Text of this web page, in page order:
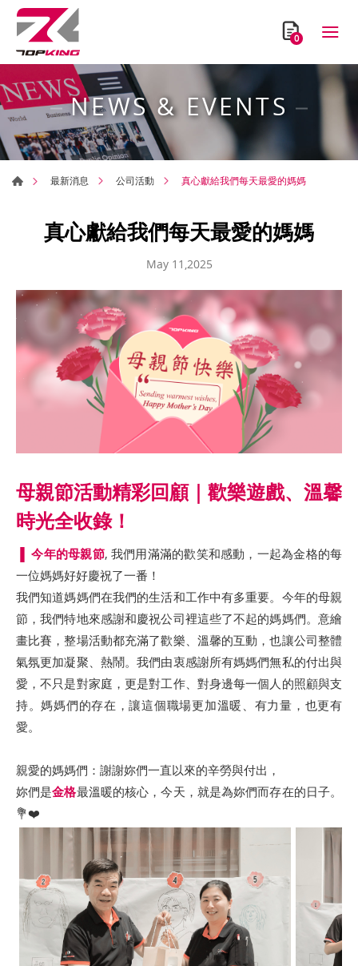
0
NEWS & EVENTS
最新消息 公司活動 真心獻給我們每天最愛的媽媽
真心獻給我們每天最愛的媽媽
May 11,2025
母親節活動精彩回顧｜歡樂遊戲、溫馨
時光全收錄！
▐ 今年的母親節, 我們用滿滿的歡笑和感動，一起為金格的每
一位媽媽好好慶祝了一番！
我們知道媽媽們在我們的生活和工作中有多重要。今年的母親
節，我們特地來感謝和慶祝公司裡這些了不起的媽媽們。意繪
畫比賽，整場活動都充滿了歡樂、溫馨的互動，也讓公司整體
氣氛更加凝聚、熱鬧。我們由衷感謝所有媽媽們無私的付出與
愛，不只是對家庭，更是對工作、對身邊每一個人的照顧與支
持。媽媽們的存在，讓這個職場更加溫暖、有力量，也更有
愛。
親愛的媽媽們：謝謝妳們一直以來的辛勞與付出，
妳們是金格最溫暖的核心，今天，就是為妳們而存在的日子。
💐❤️